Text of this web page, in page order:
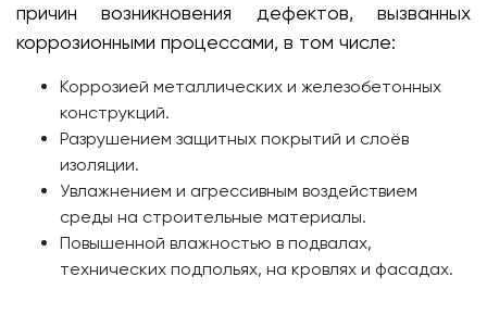
причин возникновения дефектов, вызванных
коррозионными процессами, в том числе:
Коррозией металлических и железобетонных
конструкций.
Разрушением защитных покрытий и слоёв
изоляции.
Увлажнением и агрессивным воздействием
среды на строительные материалы.
Повышенной влажностью в подвалах,
технических подпольях, на кровлях и фасадах.